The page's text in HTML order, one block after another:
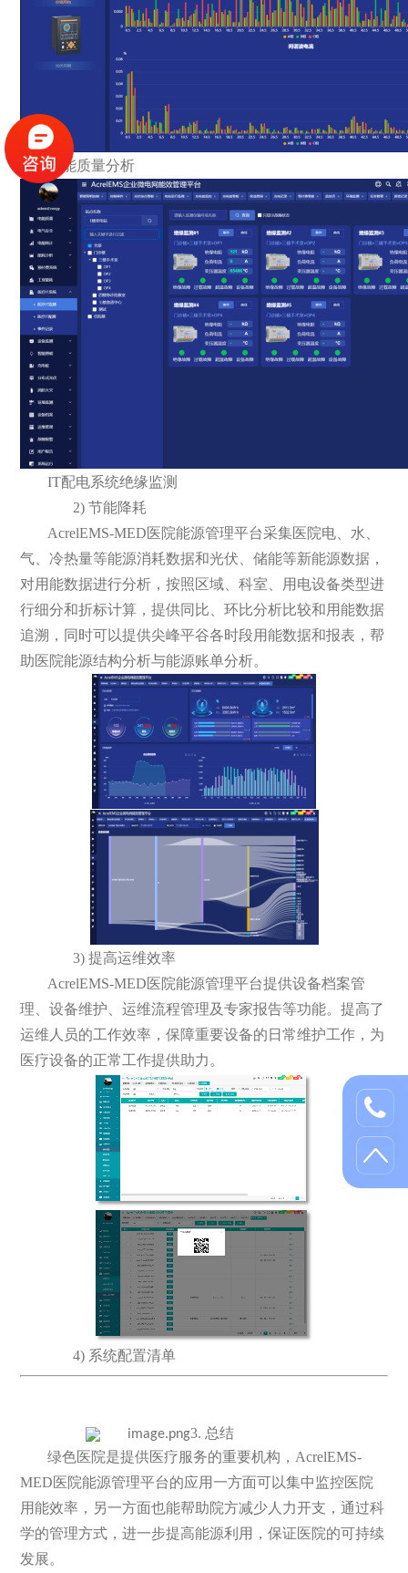
电能质量分析
IT配电系统绝缘监测
2) 节能降耗
AcrelEMS-MED医院能源管理平台采集医院电、水、
气、冷热量等能源消耗数据和光伏、储能等新能源数据，
对用能数据进行分析，按照区域、科室、用电设备类型进
行细分和折标计算，提供同比、环比分析比较和用能数据
追溯，同时可以提供尖峰平谷各时段用能数据和报表，帮
助医院能源结构分析与能源账单分析。
3) 提高运维效率
AcrelEMS-MED医院能源管理平台提供设备档案管
理、设备维护、运维流程管理及专家报告等功能。提高了
运维人员的工作效率，保障重要设备的日常维护工作，为
医疗设备的正常工作提供助力。
4) 系统配置清单
3. 总结
绿色医院是提供医疗服务的重要机构，AcrelEMS-
MED医院能源管理平台的应用一方面可以集中监控医院
用能效率，另一方面也能帮助院方减少人力开支，通过科
学的管理方式，进一步提高能源利用，保证医院的可持续
发展。